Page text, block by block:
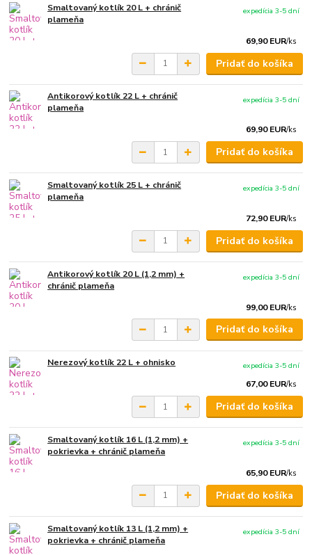
Smaltovaný kotlík 20 L + chránič
plameňa
69,90 EUR/ks
expedícia 3-5 dní
Pridať do košíka
Antikorový kotlík 22 L + chránič
plameňa
69,90 EUR/ks
expedícia 3-5 dní
Pridať do košíka
Smaltovaný kotlík 25 L + chránič
plameňa
72,90 EUR/ks
expedícia 3-5 dní
Pridať do košíka
Antikorový kotlík 20 L (1,2 mm) +
chránič plameňa
99,00 EUR/ks
expedícia 3-5 dní
Pridať do košíka
Nerezový kotlík 22 L + ohnisko
67,00 EUR/ks
expedícia 3-5 dní
Pridať do košíka
Smaltovaný kotlík 16 L (1,2 mm) +
pokrievka + chránič plameňa
65,90 EUR/ks
expedícia 3-5 dní
Pridať do košíka
Smaltovaný kotlík 13 L (1,2 mm) +
pokrievka + chránič plameňa
expedícia 3-5 dní